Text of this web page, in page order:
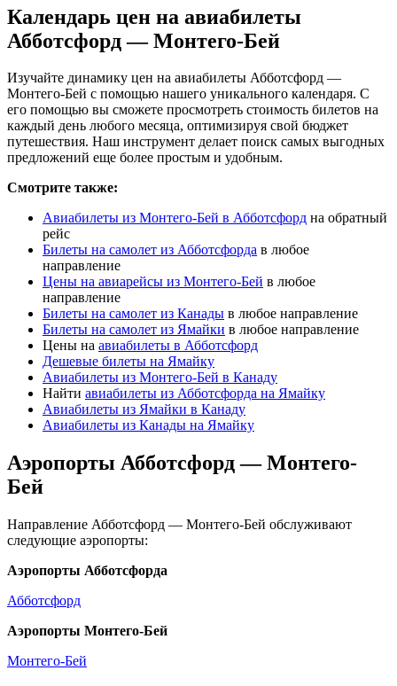
Календарь цен на авиабилеты
Абботсфорд — Монтего-Бей
Изучайте динамику цен на авиабилеты Абботсфорд —
Монтего-Бей с помощью нашего уникального календаря. С
его помощью вы сможете просмотреть стоимость билетов на
каждый день любого месяца, оптимизируя свой бюджет
путешествия. Наш инструмент делает поиск самых выгодных
предложений еще более простым и удобным.
Смотрите также:
Авиабилеты из Монтего-Бей в Абботсфорд на обратный
рейс
Билеты на самолет из Абботсфорда в любое
направление
Цены на авиарейсы из Монтего-Бей в любое
направление
Билеты на самолет из Канады в любое направление
Билеты на самолет из Ямайки в любое направление
Цены на авиабилеты в Абботсфорд
Дешевые билеты на Ямайку
Авиабилеты из Монтего-Бей в Канаду
Найти авиабилеты из Абботсфорда на Ямайку
Авиабилеты из Ямайки в Канаду
Авиабилеты из Канады на Ямайку
Аэропорты Абботсфорд — Монтего-
Бей
Направление Абботсфорд — Монтего-Бей обслуживают
следующие аэропорты:
Аэропорты Абботсфорда
Абботсфорд
Аэропорты Монтего-Бей
Монтего-Бей